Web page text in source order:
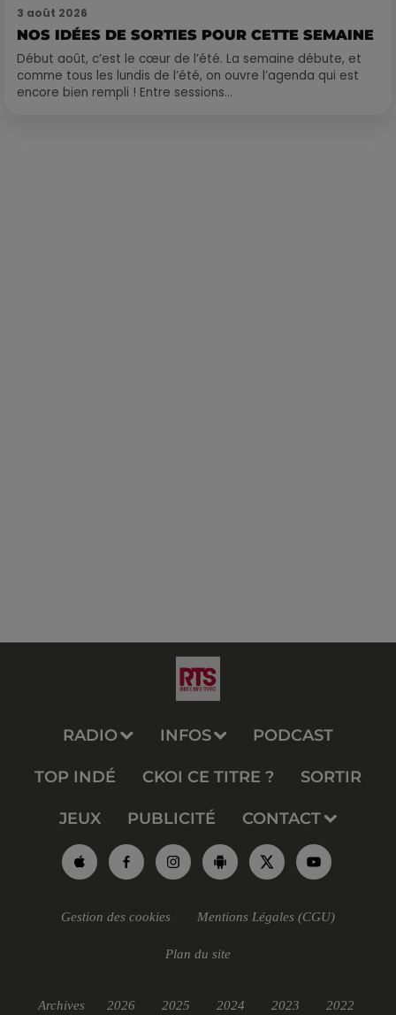
3 août 2026
NOS IDÉES DE SORTIES POUR CETTE SEMAINE
Début août, c’est le cœur de l’été. La semaine débute, et
comme tous les lundis de l’été, on ouvre l’agenda qui est
encore bien rempli ! Entre sessions...
RADIO INFOS PODCAST
TOP INDÉ CKOI CE TITRE ? SORTIR
JEUX PUBLICITÉ CONTACT
Gestion des cookies Mentions Légales (CGU)
Plan du site
Archives 2026 2025 2024 2023 2022